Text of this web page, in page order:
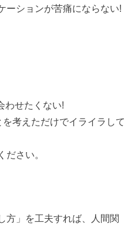
ーションが苦痛にならない!
わせたくない!
を考えただけでイライラして
ださい。
方」を工夫すれば、人間関